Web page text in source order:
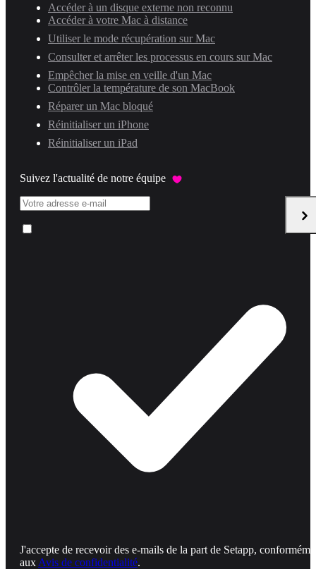
Accéder à un disque externe non reconnu
Accéder à votre Mac à distance
Utiliser le mode récupération sur Mac
Consulter et arrêter les processus en cours sur Mac
Empêcher la mise en veille d'un Mac
Contrôler la température de son MacBook
Réparer un Mac bloqué
Réinitialiser un iPhone
Réinitialiser un iPad
Suivez l'actualité de notre équipe
J'accepte de recevoir des e-mails de la part de Setapp,
aux Avis de confidentialité.